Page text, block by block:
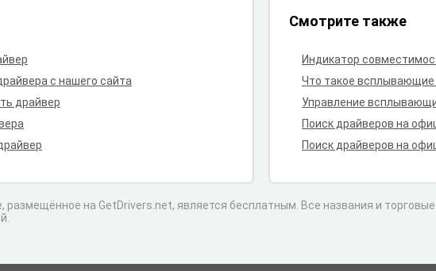
с нашего сайта
драйвер
Смотрите также
Индикатор
Что такое всплывающие
Управление
Поиск драйверов на
Поиск драйверов на
размещённое на GetDrivers.net, является бесплатным. Все названия и